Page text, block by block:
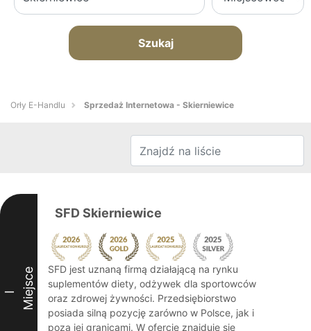
Szukaj
Orły E-Handlu Sprzedaż Internetowa - Skierniewice
I Miejsce
SFD Skierniewice
SFD jest uznaną firmą działającą na rynku
suplementów diety, odżywek dla sportowców
oraz zdrowej żywności. Przedsiębiorstwo
posiada silną pozycję zarówno w Polsce, jak i
poza jej granicami. W ofercie znajduje się